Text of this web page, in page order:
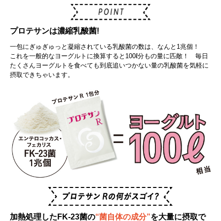
プロテサンは濃縮乳酸菌!
一包にぎゅぎゅっと凝縮されている乳酸菌の数は、なんと1兆個！
これを一般的なヨーグルトに換算すると100ℓ分もの量に匹敵！ 毎日
たくさんヨーグルトを食べても到底追いつかない量の乳酸菌を気軽に
摂取できちゃいます。
加熱処理したFK-23菌の“菌自体の成分”を大量に摂取で